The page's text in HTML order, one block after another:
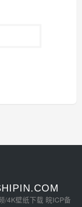
/4K壁纸下载 皖ICP备